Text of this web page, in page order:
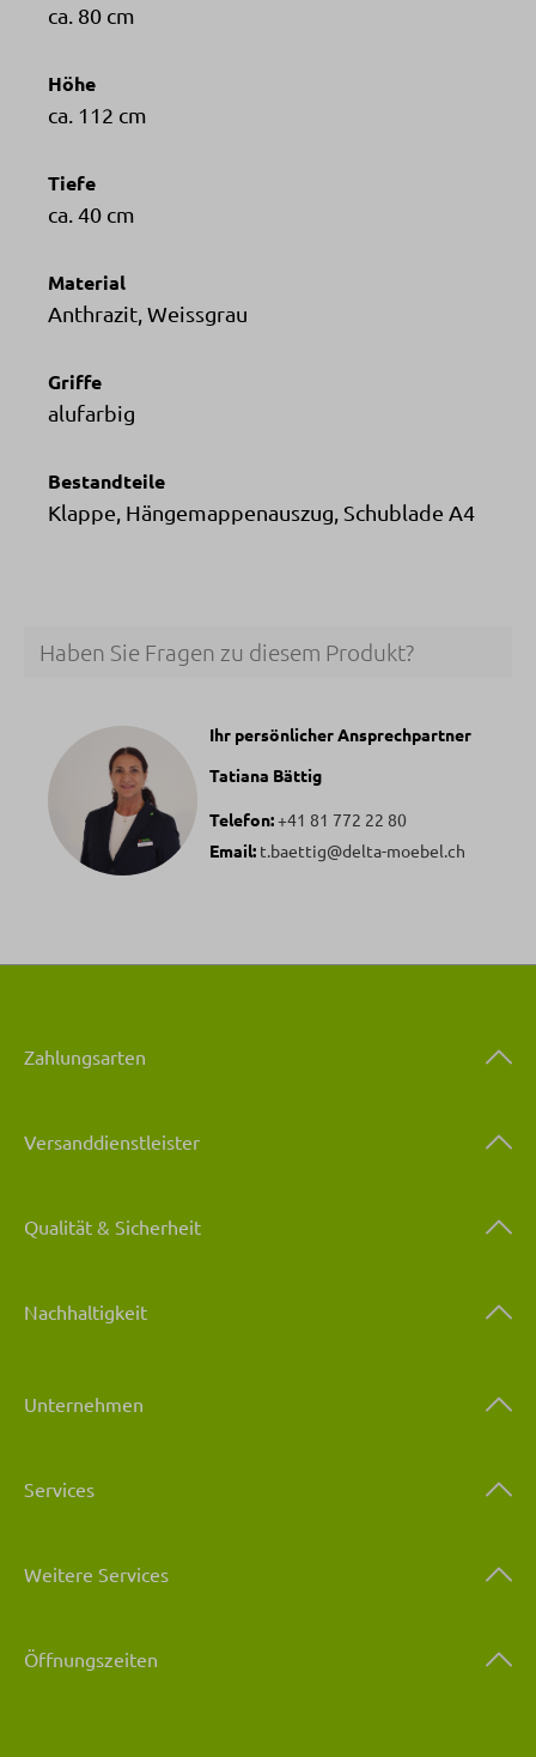
ca. 80 cm
Höhe
ca. 112 cm
Tiefe
ca. 40 cm
Material
Anthrazit, Weissgrau
Griffe
alufarbig
Bestandteile
Klappe, Hängemappenauszug, Schublade A4
Haben Sie Fragen zu diesem Produkt?
Ihr persönlicher Ansprechpartner
Tatiana Bättig
Telefon:+41 81 772 22 80
Email: t.baettig@delta-moebel.ch
Zahlungsarten
Versanddienstleister
Qualität & Sicherheit
Nachhaltigkeit
Unternehmen
Services
Weitere Services
Öffnungszeiten